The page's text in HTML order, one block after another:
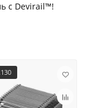
с Devirail™!